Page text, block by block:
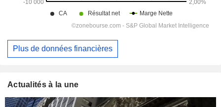
Plus de données financières
Actualités à la une